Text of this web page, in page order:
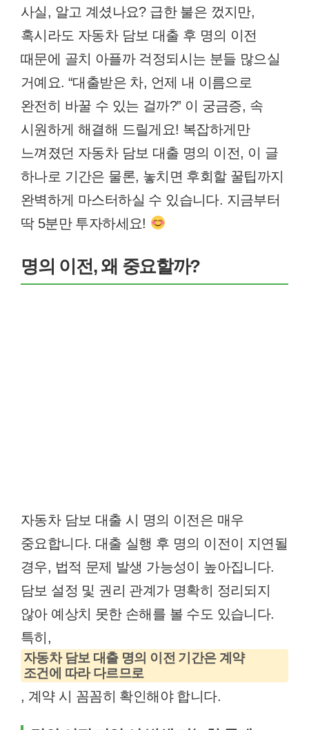
사실, 알고 계셨나요? 급한 불은 껐지만,
혹시라도 자동차 담보 대출 후 명의 이전
때문에 골치 아플까 걱정되시는 분들 많으실
거예요. “대출받은 차, 언제 내 이름으로
완전히 바꿀 수 있는 걸까?” 이 궁금증, 속
시원하게 해결해 드릴게요! 복잡하게만
느껴졌던 자동차 담보 대출 명의 이전, 이 글
하나로 기간은 물론, 놓치면 후회할 꿀팁까지
완벽하게 마스터하실 수 있습니다. 지금부터
딱 5분만 투자하세요!
명의 이전, 왜 중요할까?
자동차 담보 대출 시 명의 이전은 매우
중요합니다. 대출 실행 후 명의 이전이 지연될
경우, 법적 문제 발생 가능성이 높아집니다.
담보 설정 및 권리 관계가 명확히 정리되지
않아 예상치 못한 손해를 볼 수도 있습니다.
특히,
자동차 담보 대출 명의 이전 기간은 계약
조건에 따라 다르므로
, 계약 시 꼼꼼히 확인해야 합니다.